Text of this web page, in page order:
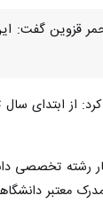
رشته تخصصی
معتبر